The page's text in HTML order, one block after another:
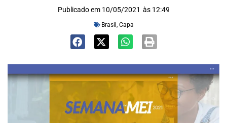
Publicado em 10/05/2021 às 12:49
Brasil , Capa